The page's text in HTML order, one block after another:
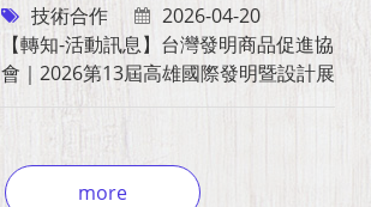
技術合作
2026-04-20
【轉知-活動訊息】台灣發明商品促進協
會｜2026第13屆高雄國際發明暨設計展
more